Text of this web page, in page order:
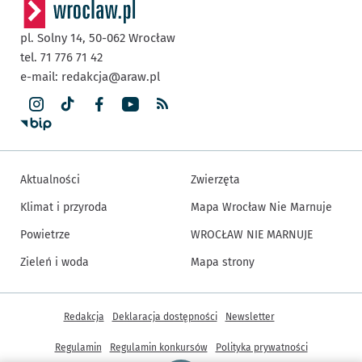
pl. Solny 14, 50-062 Wrocław
tel. 71 776 71 42
e-mail: redakcja@araw.pl
Aktualności
Klimat i przyroda
Powietrze
Zieleń i woda
Zwierzęta
Mapa Wrocław Nie Marnuje
WROCŁAW NIE MARNUJE
Mapa strony
Inne informacje
Redakcja Deklaracja dostępności Newsletter
Regulamin Regulamin konkursów Polityka prywatności